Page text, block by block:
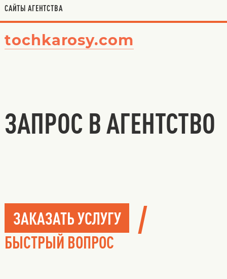
САЙТЫ АГЕНТСТВА
tochkarosy.com
ЗАПРОС В АГЕНТСТВО
ЗАКАЗАТЬ УСЛУГУ /
БЫСТРЫЙ ВОПРОС